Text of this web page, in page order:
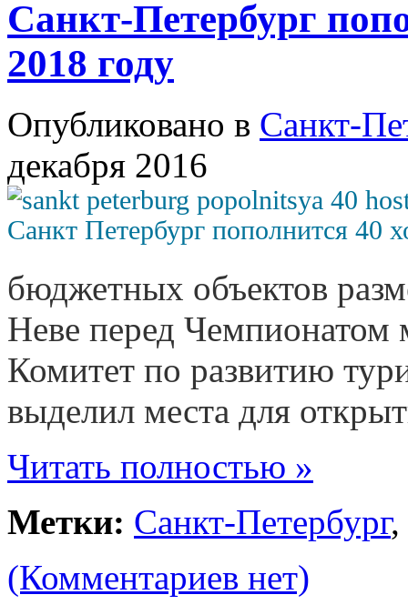
Санкт-Петербург
2018 году
Опубликовано в Санкт-
декабря 2016
бюджетных объектов
Неве перед Чемпионатом
Комитет по развитию
выделил места для
Читать полностью »
Метки: Санкт-Петербург,
(Комментариев нет)